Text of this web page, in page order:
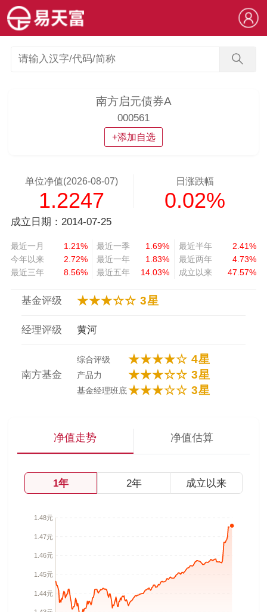
南方启元债券A
000561
+添加自选
单位净值(2026-08-07)
1.2247
日涨跌幅
0.02%
成立日期：2014-07-25
最近一月 1.21% 最近一季 1.69% 最近半年
2.41%
今年以来
2.72% 最近一年 1.83% 最近两年
4.73%
最近三年
8.56% 最近五年 14.03% 成立以来 47.57%
基金评级 ★★★☆☆ 3星
经理评级 黄河
南方基金
综合评级 ★★★★☆ 4星
产品力 ★★★☆☆ 3星
基金经理班底★★★☆☆ 3星
净值走势 净值估算
1年 2年 成立以来